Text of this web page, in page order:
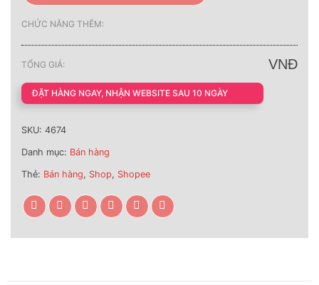
CHỨC NĂNG THÊM:
TỔNG GIÁ: VNĐ
ĐẶT HÀNG NGAY, NHẬN WEBSITE SAU 10 NGÀY
SKU: 4674
Danh mục: Bán hàng
Thẻ: Bán hàng, Shop, Shopee